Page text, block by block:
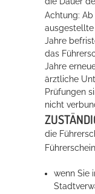
Konzerte, Tagungen und
Die Stadthalle
mehr dazu...
Achtung: Ab
ausgestellte
Jahre
das
Jahre
ärztliche
Prüfungen
nicht
die
wenn Sie